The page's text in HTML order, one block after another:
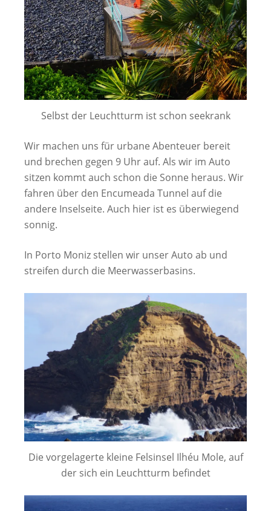
Selbst der Leuchtturm ist schon seekrank
Wir machen uns für urbane Abenteuer bereit
und brechen gegen 9 Uhr auf. Als wir im Auto
sitzen kommt auch schon die Sonne heraus. Wir
fahren über den Encumeada Tunnel auf die
andere Inselseite. Auch hier ist es überwiegend
sonnig.
In Porto Moniz stellen wir unser Auto ab und
streifen durch die Meerwasserbasins.
Die vorgelagerte kleine Felsinsel Ilhéu Mole, auf
der sich ein Leuchtturm befindet